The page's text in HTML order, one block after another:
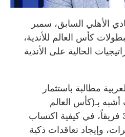
الأهلي السابق، سمير
كأس العالم للأندية،
الحالية على الأندية
مطالبة باستثمار
بـ(كأس العالم
للمنتخبات) وسط وجود 32 فريقاً، في كيفية اكتساب
وإيجاد تعاقدات ذكية